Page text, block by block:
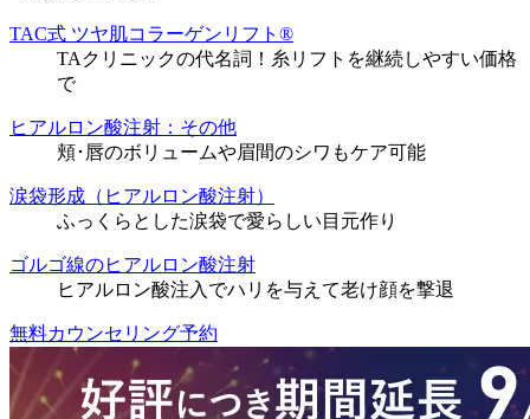
TAC式 ツヤ肌コラーゲンリフト®
TAクリニックの代名詞！糸リフトを継続しやすい価格
で
ヒアルロン酸注射：その他
頬･唇のボリュームや眉間のシワもケア可能
涙袋形成（ヒアルロン酸注射）
ふっくらとした涙袋で愛らしい目元作り
ゴルゴ線のヒアルロン酸注射
ヒアルロン酸注入でハリを与えて老け顔を撃退
無料カウンセリング予約